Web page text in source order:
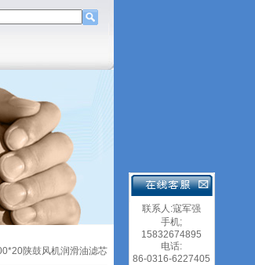
陕鼓风机润滑油滤芯
联系人:寇军强
手机;
15832674895
电话:
86-0316-6227405